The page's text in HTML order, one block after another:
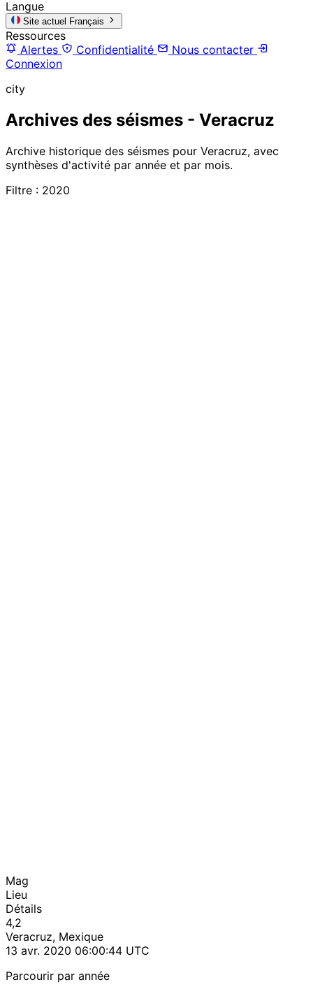
Langue
Site actuel Français
Ressources
Alertes
Confidentialité
Nous contacter
Connexion
city
Archives des séismes - Veracruz
Archive historique des séismes pour Veracruz, avec
synthèses d'activité par année et par mois.
Filtre : 2020
Mag
Lieu
Détails
4,2
Veracruz, Mexique
13 avr. 2020 06:00:44 UTC
Parcourir par année